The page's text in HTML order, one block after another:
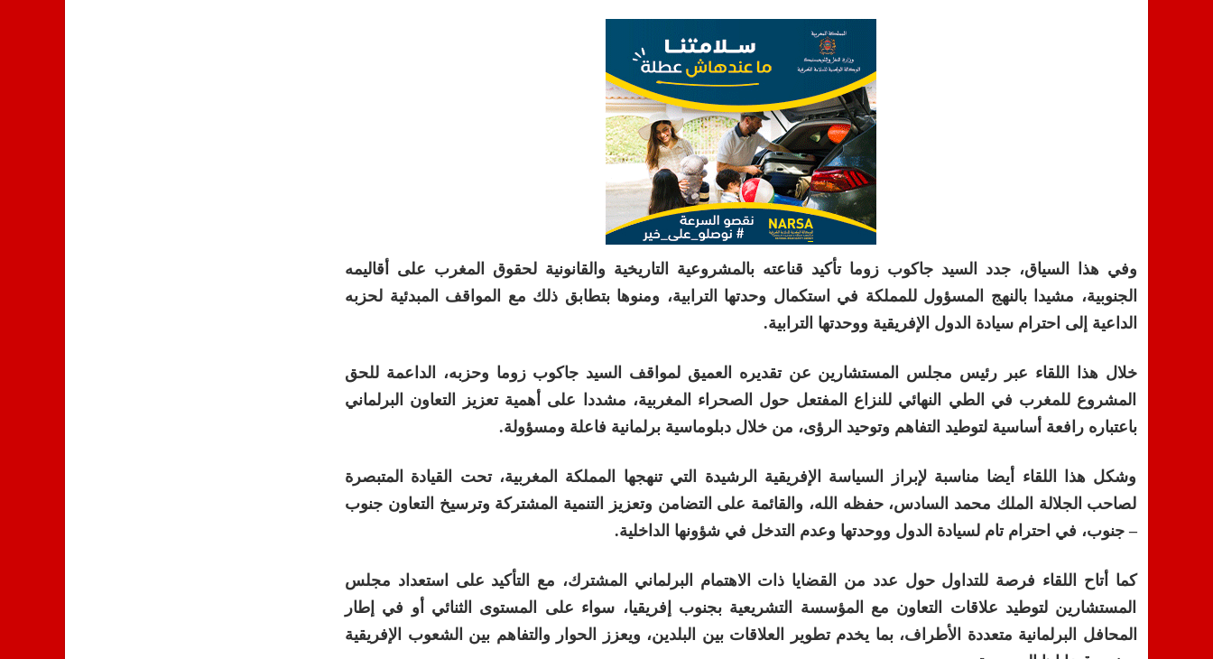
وفي هذا السياق، جدد السيد جاكوب زوما تأكيد قناعته بالمشروعية التاريخية والقانونية لحقوق المغرب على أقاليمه
الجنوبية، مشيدا بالنهج المسؤول للمملكة في استكمال وحدتها الترابية، ومنوها بتطابق ذلك مع المواقف المبدئية لحزبه
الداعية إلى احترام سيادة الدول الإفريقية ووحدتها الترابية.
خلال هذا اللقاء عبر رئيس مجلس المستشارين عن تقديره العميق لمواقف السيد جاكوب زوما وحزبه، الداعمة للحق
المشروع للمغرب في الطي النهائي للنزاع المفتعل حول الصحراء المغربية، مشددا على أهمية تعزيز التعاون البرلماني
باعتباره رافعة أساسية لتوطيد التفاهم وتوحيد الرؤى، من خلال دبلوماسية برلمانية فاعلة ومسؤولة.
وشكل هذا اللقاء أيضا مناسبة لإبراز السياسة الإفريقية الرشيدة التي تنهجها المملكة المغربية، تحت القيادة المتبصرة
لصاحب الجلالة الملك محمد السادس، حفظه الله، والقائمة على التضامن وتعزيز التنمية المشتركة وترسيخ التعاون جنوب
– جنوب، في احترام تام لسيادة الدول ووحدتها وعدم التدخل في شؤونها الداخلية.
كما أتاح اللقاء فرصة للتداول حول عدد من القضايا ذات الاهتمام البرلماني المشترك، مع التأكيد على استعداد مجلس
المستشارين لتوطيد علاقات التعاون مع المؤسسة التشريعية بجنوب إفريقيا، سواء على المستوى الثنائي أو في إطار
المحافل البرلمانية متعددة الأطراف، بما يخدم تطوير العلاقات بين البلدين، ويعزز الحوار والتفاهم بين الشعوب الإفريقية